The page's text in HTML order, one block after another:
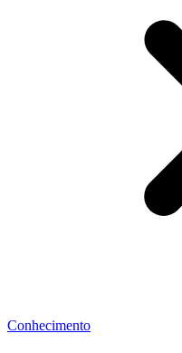
Conhecimento